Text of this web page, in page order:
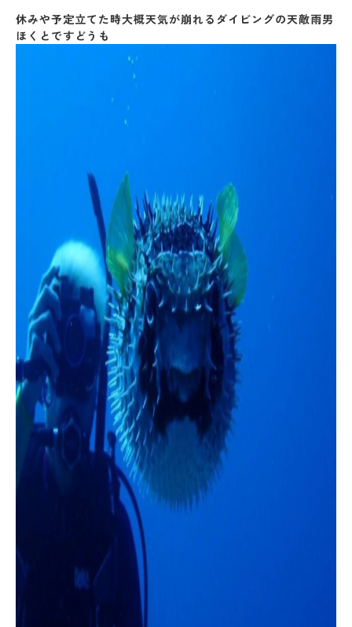
休みや予定立てた時大概天気が崩れるダイビングの天敵雨男
ほくとですどうも